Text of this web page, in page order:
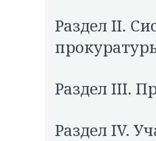
Раздел II.
Раздел III.
Раздел IV.